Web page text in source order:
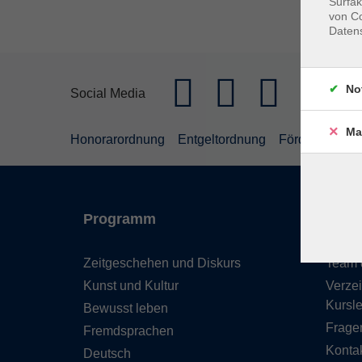
Social Media
Honorarordnung
Entgeltordnung Förderhinweis
Programm
Zeitgeschehen und Diskurs
Kunst und Kultur
Bewusst leben
Fremdsprachen
Deutsch
Team
von